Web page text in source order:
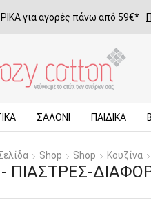
για αγορές πάνω από 59€*
ΣΑΛΌΝΙ ΠΑΙΔΙΚΆ
Shop Shop Κουζίνα
ΠΙΆΣΤΡΕΣ-